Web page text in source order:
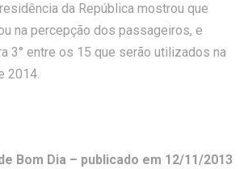
da República mostrou que
na percepção dos passageiros, e
3° entre os 15 que serão utilizados na
2014.
Bom Dia – publicado em 12/11/2013